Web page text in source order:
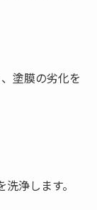
塗膜の劣化を
浄します。